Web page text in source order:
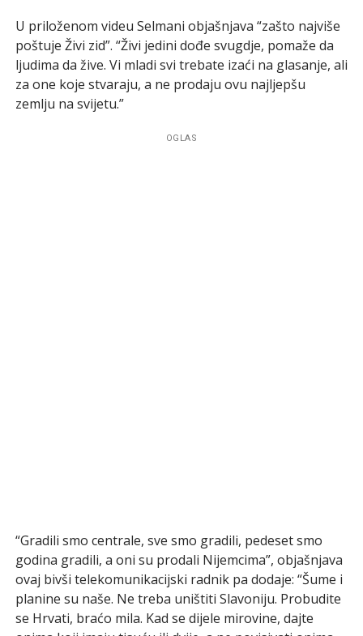
U priloženom videu Selmani objašnjava “zašto najviše
poštuje Živi zid”. “Živi jedini dođe svugdje, pomaže da
ljudima da žive. Vi mladi svi trebate izaći na glasanje, ali
za one koje stvaraju, a ne prodaju ovu najljepšu
zemlju na svijetu.”
OGLAS
“Gradili smo centrale, sve smo gradili, pedeset smo
godina gradili, a oni su prodali Nijemcima”, objašnjava
ovaj bivši telekomunikacijski radnik pa dodaje: “Šume i
planine su naše. Ne treba uništiti Slavoniju. Probudite
se Hrvati, braćo mila. Kad se dijele mirovine, dajte